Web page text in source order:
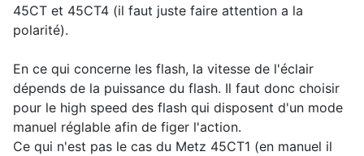
45CT et 45CT4 (il faut juste faire attention a la
polarité).
En ce qui concerne les flash, la vitesse de l'éclair
dépends de la puissance du flash. Il faut donc choisir
pour le high speed des flash qui disposent d'un mode
manuel réglable afin de figer l'action.
Ce qui n'est pas le cas du Metz 45CT1 (en manuel il